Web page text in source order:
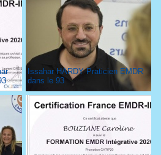
Issahar HARDY Praticien EMDR
dans le 93